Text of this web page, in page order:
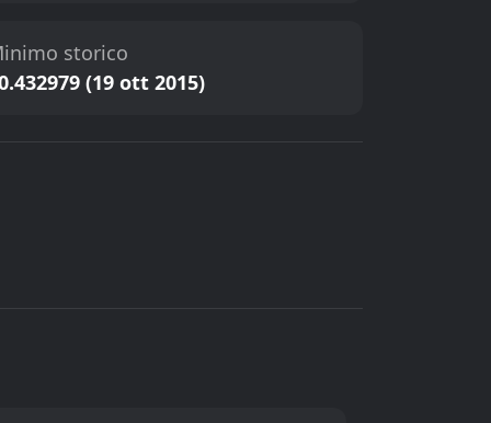
storico
(19 ott 2015)